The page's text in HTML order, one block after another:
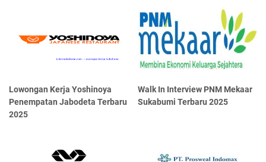
Lowongan Kerja Yoshinoya
Penempatan Jabodeta Terbaru
2025
Walk In Interview PNM Mekaar
Sukabumi Terbaru 2025